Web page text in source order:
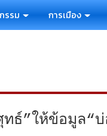
รรม การเมือง
ธ์”ให้ข้อมูล“